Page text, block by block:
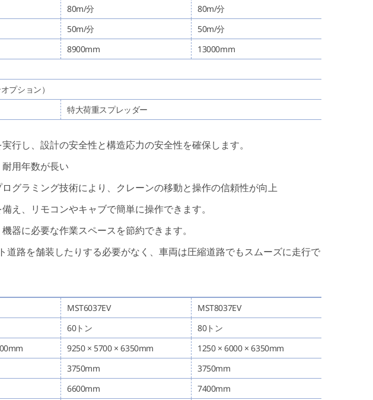
80m/分
80m/分
50m/分
50m/分
8900mm
13000mm
プション）
特大荷重スプレッダー
行し、設計の安全性と構造応力の安全性を確保します。
用年数が長い
グラミング技術により、クレーンの移動と操作の信頼性が向上
え、リモコンやキャブで簡単に操作できます。
器に必要な作業スペースを節約できます。
道路を舗装したりする必要がなく、車両は圧縮道路でもスムーズに走行で
MST6037EV
MST8037EV
60トン
80トン
9250 × 5700 × 6350mm
1250 × 6000 × 6350mm
3750mm
3750mm
6600mm 7400mm